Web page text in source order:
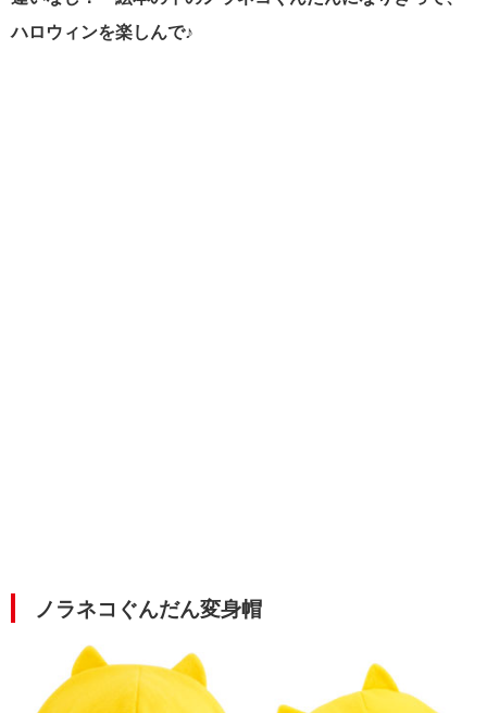
ハロウィンを楽しんで♪
ノラネコぐんだん変身帽